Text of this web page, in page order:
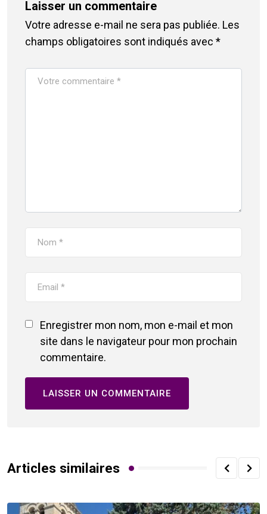
Laisser un commentaire
Votre adresse e-mail ne sera pas publiée. Les
champs obligatoires sont indiqués avec *
Enregistrer mon nom, mon e-mail et mon
site dans le navigateur pour mon prochain
commentaire.
Articles similaires